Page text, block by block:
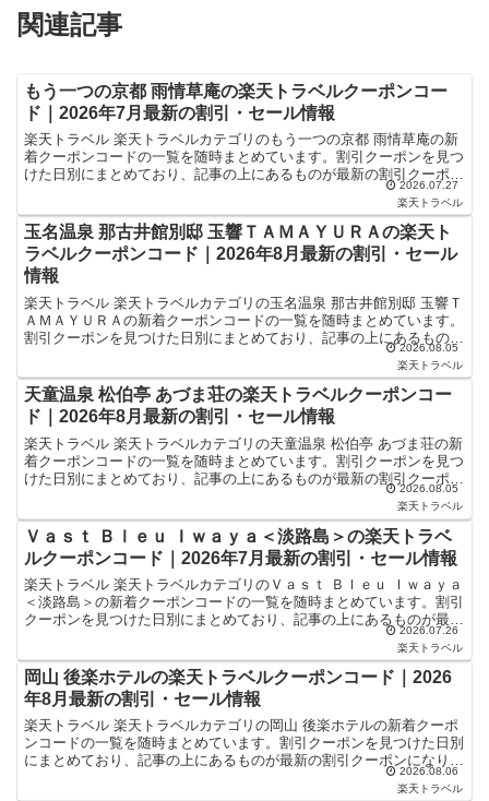
関連記事
もう一つの京都 雨情草庵の楽天トラベルクーポンコー
ド｜2026年7月最新の割引・セール情報
楽天トラベル 楽天トラベルカテゴリのもう一つの京都 雨情草庵の新
着クーポンコードの一覧を随時まとめています。割引クーポンを見つ
けた日別にまとめており、記事の上にあるものが最新の割引クーポン
になります。ホテル・旅館宿泊の予約などで使えるクーポ...2026.07.27
楽天トラベル
玉名温泉 那古井館別邸 玉響ＴＡＭＡＹＵＲＡの楽天ト
ラベルクーポンコード｜2026年8月最新の割引・セール
情報
楽天トラベル 楽天トラベルカテゴリの玉名温泉 那古井館別邸 玉響Ｔ
ＡＭＡＹＵＲＡの新着クーポンコードの一覧を随時まとめています。
割引クーポンを見つけた日別にまとめており、記事の上にあるものが
最新の割引クーポンになります。ホテル・旅館宿泊の予... 2026.08.05
楽天トラベル
天童温泉 松伯亭 あづま荘の楽天トラベルクーポンコー
ド｜2026年8月最新の割引・セール情報
楽天トラベル 楽天トラベルカテゴリの天童温泉 松伯亭 あづま荘の新
着クーポンコードの一覧を随時まとめています。割引クーポンを見つ
けた日別にまとめており、記事の上にあるものが最新の割引クーポン
になります。ホテル・旅館宿泊の予約などで使えるクー... 2026.08.05
楽天トラベル
Ｖａｓｔ Ｂｌｅｕ Ｉｗａｙａ＜淡路島＞の楽天トラベ
ルクーポンコード｜2026年7月最新の割引・セール情報
楽天トラベル 楽天トラベルカテゴリのＶａｓｔ Ｂｌｅｕ Ｉｗａｙａ
＜淡路島＞の新着クーポンコードの一覧を随時まとめています。割引
クーポンを見つけた日別にまとめており、記事の上にあるものが最新
の割引クーポンになります。ホテル・旅館宿泊の予約な... 2026.07.26
楽天トラベル
岡山 後楽ホテルの楽天トラベルクーポンコード｜2026
年8月最新の割引・セール情報
楽天トラベル 楽天トラベルカテゴリの岡山 後楽ホテルの新着クーポ
ンコードの一覧を随時まとめています。割引クーポンを見つけた日別
にまとめており、記事の上にあるものが最新の割引クーポンになりま
す。ホテル・旅館宿泊の予約などで使えるクーポンやセー...2026.08.06
楽天トラベル